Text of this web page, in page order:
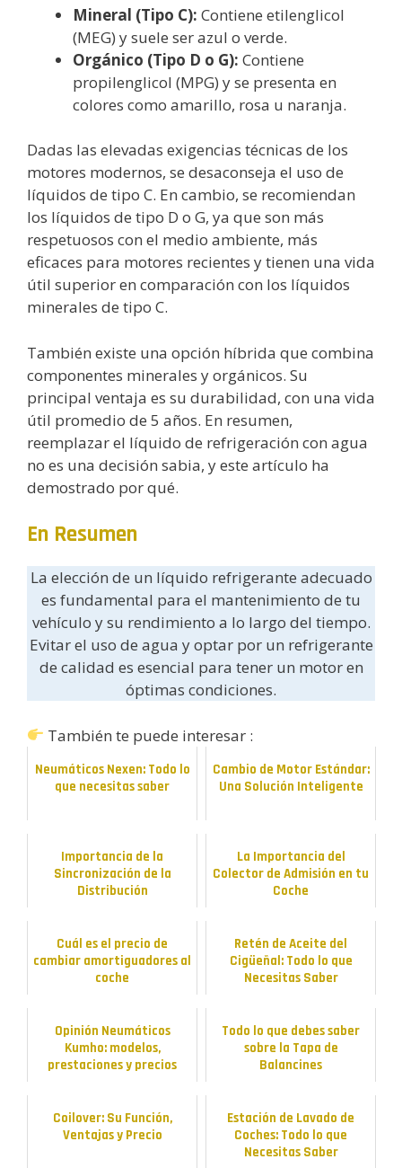
Mineral (Tipo C): Contiene etilenglicol
(MEG) y suele ser azul o verde.
Orgánico (Tipo D o G): Contiene
propilenglicol (MPG) y se presenta en
colores como amarillo, rosa u naranja.
Dadas las elevadas exigencias técnicas de los
motores modernos, se desaconseja el uso de
líquidos de tipo C. En cambio, se recomiendan
los líquidos de tipo D o G, ya que son más
respetuosos con el medio ambiente, más
eficaces para motores recientes y tienen una vida
útil superior en comparación con los líquidos
minerales de tipo C.
También existe una opción híbrida que combina
componentes minerales y orgánicos. Su
principal ventaja es su durabilidad, con una vida
útil promedio de 5 años. En resumen,
reemplazar el líquido de refrigeración con agua
no es una decisión sabia, y este artículo ha
demostrado por qué.
En Resumen
La elección de un líquido refrigerante adecuado
es fundamental para el mantenimiento de tu
vehículo y su rendimiento a lo largo del tiempo.
Evitar el uso de agua y optar por un refrigerante
de calidad es esencial para tener un motor en
óptimas condiciones.
También te puede interesar :
Neumáticos Nexen: Todo lo
que necesitas saber
Cambio de Motor Estándar:
Una Solución Inteligente
Importancia de la
Sincronización de la
Distribución
La Importancia del
Colector de Admisión en tu
Coche
Cuál es el precio de
cambiar amortiguadores al
coche
Retén de Aceite del
Cigüeñal: Todo lo que
Necesitas Saber
Opinión Neumáticos
Kumho: modelos,
prestaciones y precios
Todo lo que debes saber
sobre la Tapa de
Balancines
Coilover: Su Función,
Ventajas y Precio
Estación de Lavado de
Coches: Todo lo que
Necesitas Saber